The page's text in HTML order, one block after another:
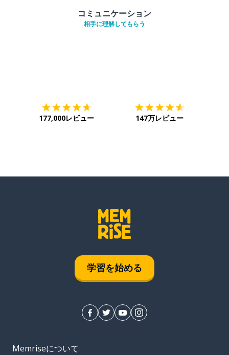
コミュニケーション
相手に理解してもらう
177,000レビュー 147万レビュー
学習を始める
Memriseについて